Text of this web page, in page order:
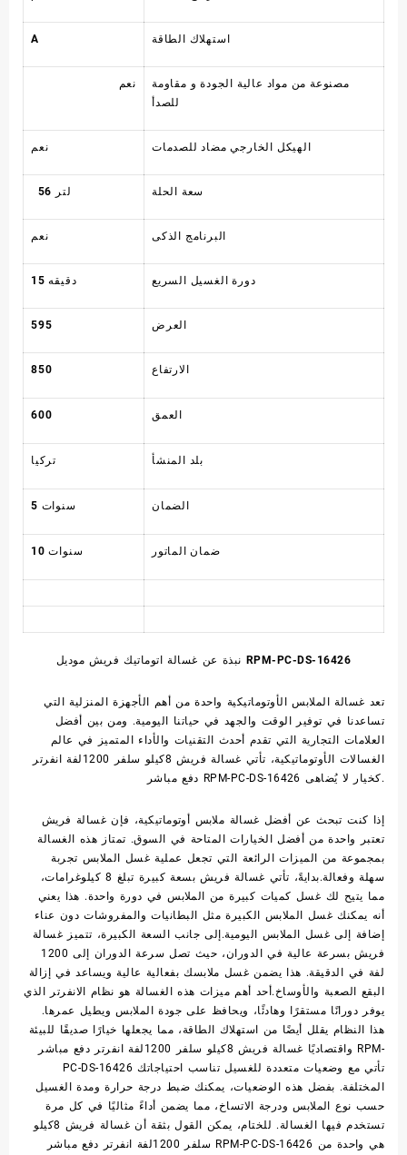
A
نعم
مصنوعة من مواد عالية الجودة و مقاومة
للصدأ
نعم الهيكل الخارجي مضاد للصدمات
56 لتر سعة الحلة
نعم البرنامج الذكى
15 دقيقه دورة الغسيل السريع
595 العرض
850 الارتفاع
600 العمق
تركيا بلد المنشأ
5 سنوات الضمان
10 سنوات ضمان الماتور
نبذة عن غسالة اتوماتيك فريش موديل RPM-PC-DS-16426
تعد غسالة الملابس الأوتوماتيكية واحدة من أهم الأجهزة المنزلية التي
تساعدنا في توفير الوقت والجهد في حياتنا اليومية. ومن بين أفضل
العلامات التجارية التي تقدم أحدث التقنيات والأداء المتميز في عالم
الغسالات الأوتوماتيكية، تأتي غسالة فريش 8كيلو سلفر 1200لفة انفرتر
دفع مباشر RPM-PC-DS-16426 كخيار لا يُضاهى.
إذا كنت تبحث عن أفضل غسالة ملابس أوتوماتيكية، فإن غسالة فريش
تعتبر واحدة من أفضل الخيارات المتاحة في السوق. تمتاز هذه الغسالة
بمجموعة من الميزات الرائعة التي تجعل عملية غسل الملابس تجربة
سهلة وفعالة.بدايةً، تأتي غسالة فريش بسعة كبيرة تبلغ 8 كيلوغرامات،
مما يتيح لك غسل كميات كبيرة من الملابس في دورة واحدة. هذا يعني
أنه يمكنك غسل الملابس الكبيرة مثل البطانيات والمفروشات دون عناء
إضافة إلى غسل الملابس اليومية.إلى جانب السعة الكبيرة، تتميز غسالة
فريش بسرعة عالية في الدوران، حيث تصل سرعة الدوران إلى 1200
لفة في الدقيقة. هذا يضمن غسل ملابسك بفعالية عالية ويساعد في إزالة
البقع الصعبة والأوساخ.أحد أهم ميزات هذه الغسالة هو نظام الانفرتر الذي
يوفر دورانًا مستقرًا وهادئًا، ويحافظ على جودة الملابس ويطيل عمرها.
هذا النظام يقلل أيضًا من استهلاك الطاقة، مما يجعلها خيارًا صديقًا للبيئة
واقتصاديًا غسالة فريش 8كيلو سلفر 1200لفة انفرتر دفع مباشر RPM-
PC-DS-16426 تأتي مع وضعيات متعددة للغسيل تناسب احتياجاتك
المختلفة. بفضل هذه الوضعيات، يمكنك ضبط درجة حرارة ومدة الغسيل
حسب نوع الملابس ودرجة الاتساخ، مما يضمن أداءً مثاليًا في كل مرة
تستخدم فيها الغسالة. للختام، يمكن القول بثقة أن غسالة فريش 8كيلو
سلفر 1200لفة انفرتر دفع مباشر RPM-PC-DS-16426 هي واحدة من